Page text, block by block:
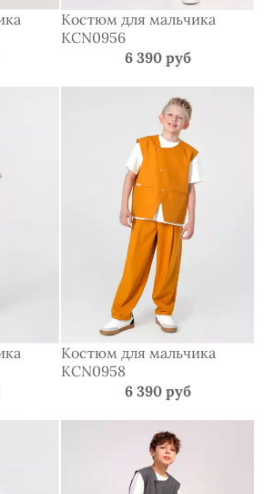
Костюм для мальчика
KCN0956
6 390 руб
Костюм для мальчика
KCN0958
6 390 руб